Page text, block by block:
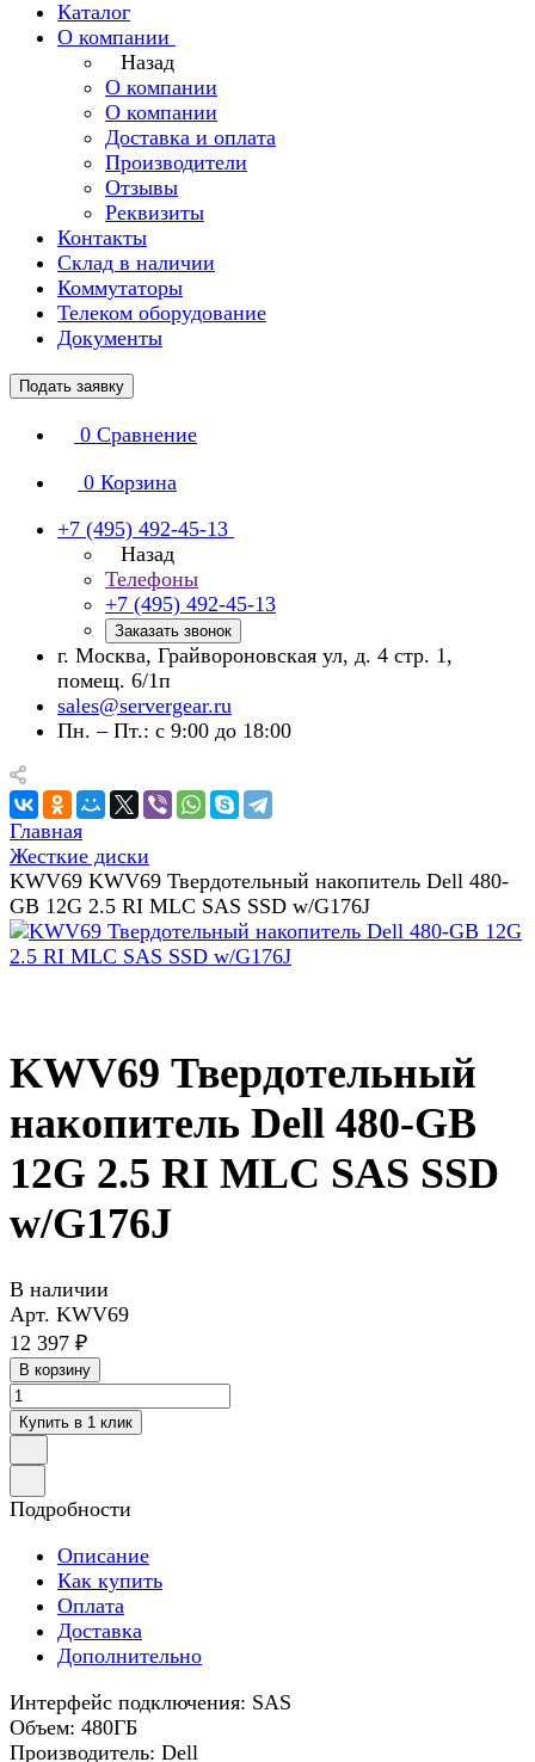
Каталог
О компании
Назад
О компании
О компании
Доставка и оплата
Производители
Отзывы
Реквизиты
Контакты
Склад в наличии
Коммутаторы
Телеком оборудование
Документы
Подать заявку
0 Сравнение
0 Корзина
+7 (495) 492-45-13
Назад
Телефоны
+7 (495) 492-45-13
Заказать звонок
г. Москва, Грайвороновская ул, д. 4 стр. 1,
помещ. 6/1п
sales@servergear.ru
Пн. – Пт.: с 9:00 до 18:00
Главная
Жесткие диски
KWV69 KWV69 Твердотельный накопитель Dell 480-
GB 12G 2.5 RI MLC SAS SSD w/G176J
KWV69 Твердотельный
накопитель Dell 480-GB
12G 2.5 RI MLC SAS SSD
w/G176J
В наличии
Арт. KWV69
12 397 ₽
В корзину
Купить в 1 клик
Подробности
Описание
Как купить
Оплата
Доставка
Дополнительно
Интерфейс подключения: SAS
Объем: 480ГБ
Производитель: Dell